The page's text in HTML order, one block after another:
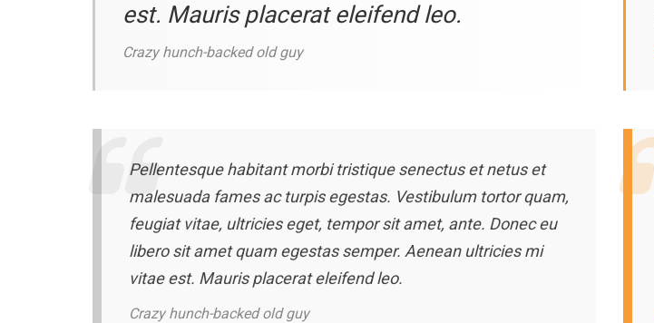
est. Mauris placerat eleifend leo.
Crazy hunch-backed old guy
Pellentesque habitant morbi tristique senectus et netus et
malesuada fames ac turpis egestas. Vestibulum tortor quam,
feugiat vitae, ultricies eget, tempor sit amet, ante. Donec eu
libero sit amet quam egestas semper. Aenean ultricies mi
vitae est. Mauris placerat eleifend leo.
Crazy hunch-backed old guy